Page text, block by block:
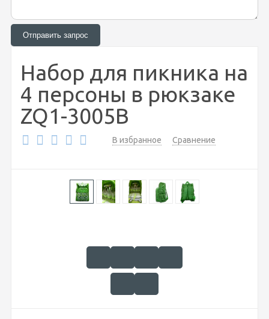
Набор для пикника на
4 персоны в рюкзаке
ZQ1-3005В
В избранное Сравнение